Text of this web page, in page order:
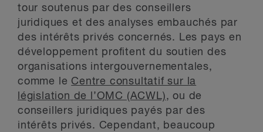
tour soutenus par des conseillers
juridiques et des analyses embauchés par
des intérêts privés concernés. Les pays en
développement profitent du soutien des
organisations intergouvernementales,
comme le Centre consultatif sur la
législation de l’OMC (ACWL), ou de
conseillers juridiques payés par des
intérêts privés. Cependant, beaucoup